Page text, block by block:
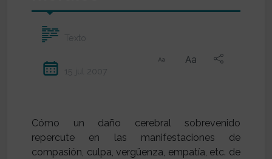
Texto
15 jul 2007
Cómo un daño cerebral sobrevenido
repercute en las manifestaciones de
compasión, culpa, vergüenza, empatía, etc. de